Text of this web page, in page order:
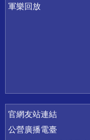
軍樂回放
官網友站連結
公營廣播電臺